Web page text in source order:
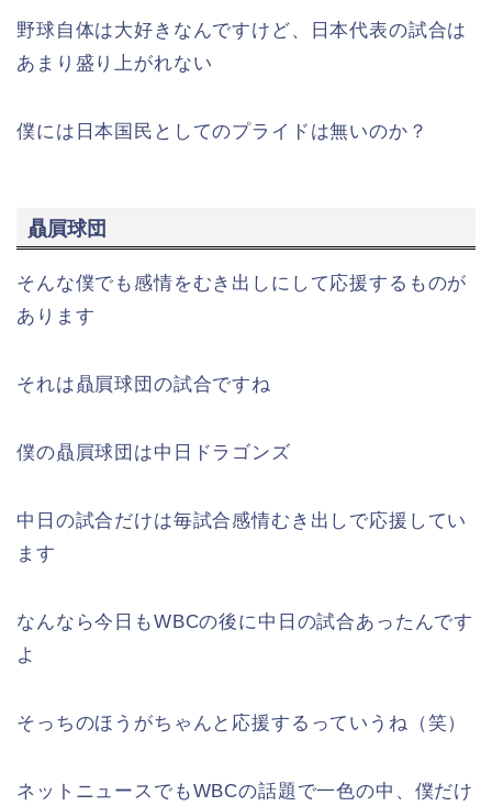
野球自体は大好きなんですけど、日本代表の試合は
あまり盛り上がれない
僕には日本国民としてのプライドは無いのか？
贔屓球団
そんな僕でも感情をむき出しにして応援するものが
あります
それは贔屓球団の試合ですね
僕の贔屓球団は中日ドラゴンズ
中日の試合だけは毎試合感情むき出しで応援してい
ます
なんなら今日もWBCの後に中日の試合あったんです
よ
そっちのほうがちゃんと応援するっていうね（笑）
ネットニュースでもWBCの話題で一色の中、僕だけ